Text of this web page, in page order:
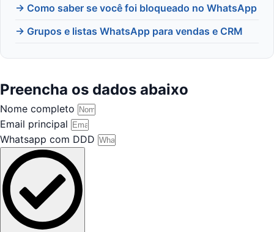
→ Como saber se você foi bloqueado no WhatsApp
→ Grupos e listas WhatsApp para vendas e CRM
Preencha os dados abaixo
Nome completo
Email principal
Whatsapp com DDD